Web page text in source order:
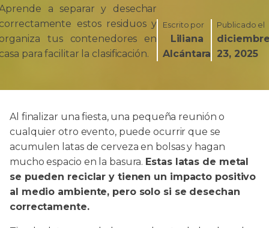
a separar y desechar
estos residuos y
tus contenedores en
para facilitar la clasificación.
Escrito por
Liliana
Alcántara
Publicado el
23, 2025
Al finalizar una fiesta, una pequeña reunión o
cualquier otro evento, puede ocurrir que se
acumulen latas de cerveza en bolsas y hagan
mucho espacio en la basura. Estas latas de metal
se pueden reciclar y tienen un impacto positivo
al medio ambiente, pero solo si se desechan
correctamente.